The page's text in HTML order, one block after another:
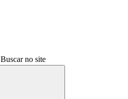
Buscar no site